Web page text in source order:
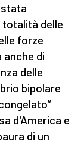
totalità delle
forze
di
delle
bipolare
d'America e
di un